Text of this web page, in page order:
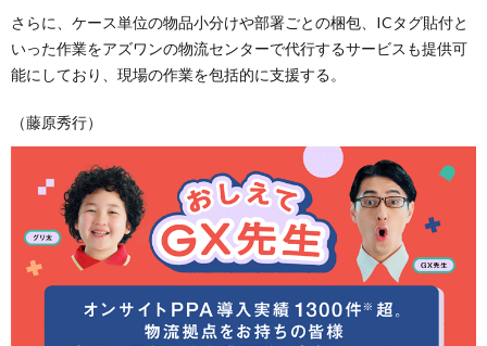
さらに、ケース単位の物品小分けや部署ごとの梱包、ICタグ貼付と
いった作業をアズワンの物流センターで代行するサービスも提供可
能にしており、現場の作業を包括的に支援する。
（藤原秀行）